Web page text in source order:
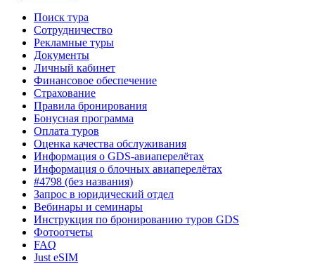
Поиск тура
Сотрудничество
Рекламные туры
Документы
Личный кабинет
Финансовое обеспечение
Страхование
Правила бронирования
Бонусная программа
Оплата туров
Оценка качества обслуживания
Информация о GDS-авиаперелётах
Информация о блочных авиаперелётах
#4798 (без названия)
Запрос в юридический отдел
Вебинары и семинары
Инструкция по бронированию туров GDS
Фотоотчеты
FAQ
Just eSIM